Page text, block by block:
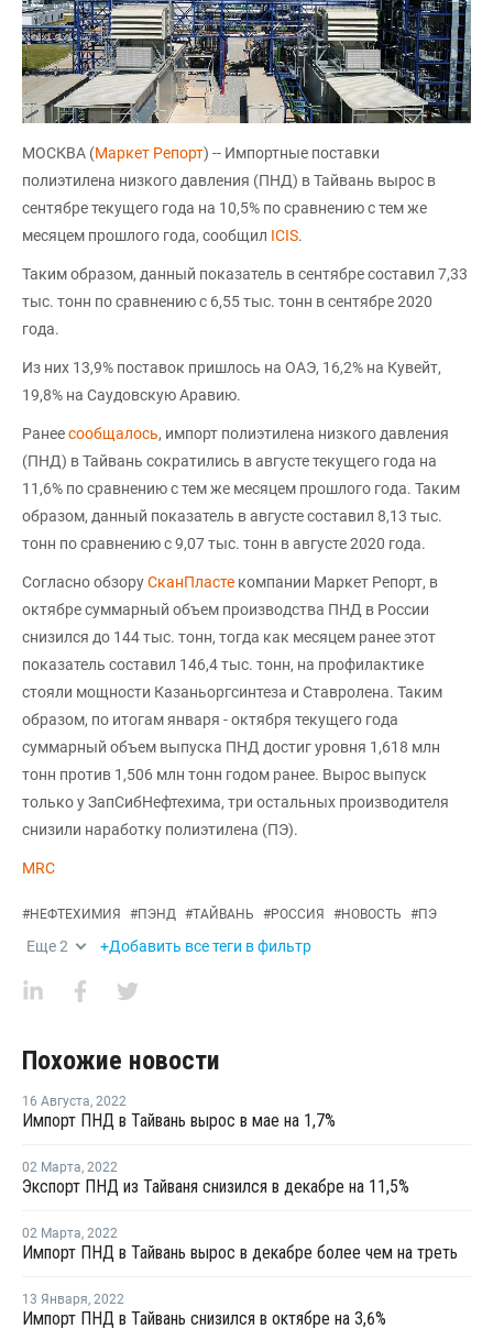
МОСКВА (Маркет Репорт) -- Импортные поставки
полиэтилена низкого давления (ПНД) в Тайвань вырос в
сентябре текущего года на 10,5% по сравнению с тем же
месяцем прошлого года, сообщил ICIS.
Таким образом, данный показатель в сентябре составил 7,33
тыс. тонн по сравнению с 6,55 тыс. тонн в сентябре 2020
года.
Из них 13,9% поставок пришлось на ОАЭ, 16,2% на Кувейт,
19,8% на Саудовскую Аравию.
Ранеесообщалось, импорт полиэтилена низкого давления
(ПНД) в Тайвань сократились в августе текущего года на
11,6% по сравнению с тем же месяцем прошлого года. Таким
образом, данный показатель в августе составил 8,13 тыс.
тонн по сравнению с 9,07 тыс. тонн в августе 2020 года.
Согласно обзоруСканПласте компании Маркет Репорт, в
октябре суммарный объем производства ПНД в России
снизился до 144 тыс. тонн, тогда как месяцем ранее этот
показатель составил 146,4 тыс. тонн, на профилактике
стояли мощности Казаньоргсинтеза и Ставролена. Таким
образом, по итогам января - октября текущего года
суммарный объем выпуска ПНД достиг уровня 1,618 млн
тонн против 1,506 млн тонн годом ранее. Вырос выпуск
только у ЗапСибНефтехима, три остальных производителя
снизили наработку полиэтилена (ПЭ).
MRC
#НЕФТЕХИМИЯ #ПЭНД #ТАЙВАНЬ #РОССИЯ #НОВОСТЬ #ПЭ
Еще2 +Добавить все теги в фильтр
Похожие новости
16 Августа, 2022
Импорт ПНД в Тайвань вырос в мае на 1,7%
02 Марта, 2022
Экспорт ПНД из Тайваня снизился в декабре на 11,5%
02 Марта, 2022
Импорт ПНД в Тайвань вырос в декабре более чем на треть
13 Января, 2022
Импорт ПНД в Тайвань снизился в октябре на 3,6%